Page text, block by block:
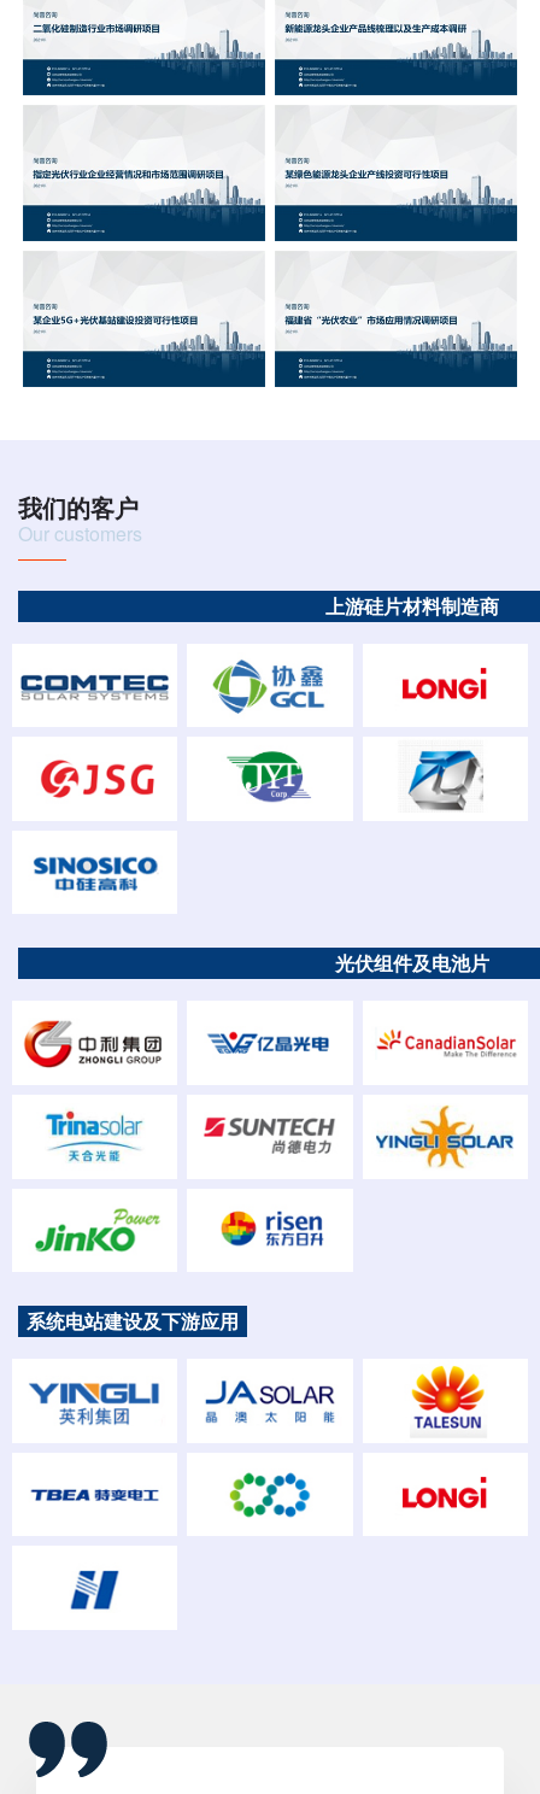
我们的客户
Our customers
上游硅片材料制造商
光伏组件及电池片
系统电站建设及下游应用